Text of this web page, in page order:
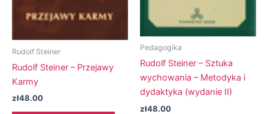
Rudolf Steiner
Rudolf Steiner – Przejawy
Karmy
zł48.00
Pedagogika
Rudolf Steiner – Sztuka
wychowania – Metodyka i
dydaktyka (wydanie II)
zł48.00